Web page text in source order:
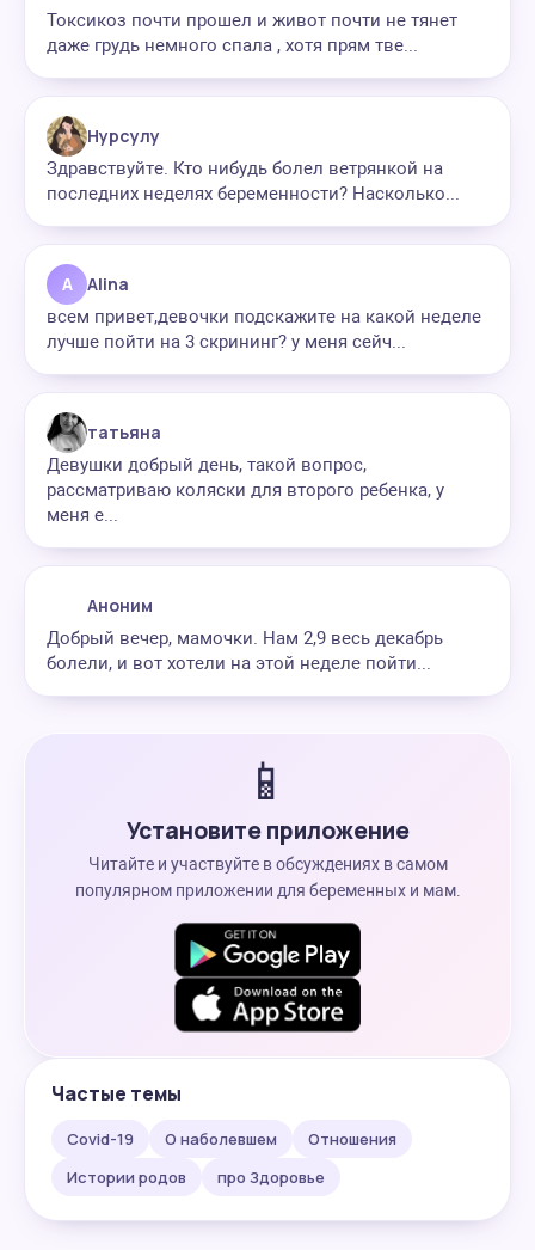
Токсикоз почти прошел и живот почти не тянет
даже грудь немного спала , хотя прям тве...
Нурсулу
Здравствуйте. Кто нибудь болел ветрянкой на
последних неделях беременности? Насколько...
A Alina
всем привет,девочки подскажите на какой неделе
лучше пойти на 3 скрининг? у меня сейч...
татьяна
Девушки добрый день, такой вопрос,
рассматриваю коляски для второго ребенка, у
меня е...
Аноним
Добрый вечер, мамочки. Нам 2,9 весь декабрь
болели, и вот хотели на этой неделе пойти...
📱
Установите приложение
Читайте и участвуйте в обсуждениях в самом
популярном приложении для беременных и мам.
Частые темы
Covid-19 О наболевшем
Отношения
Истории родов
про Здоровье